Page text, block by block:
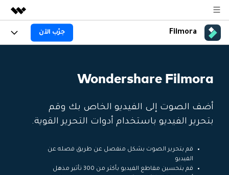
المنتجات المميزة
نظرة عامة
من نحن
غرفة الأخبار
Filmora جرّب الآن
المنصات
الميزات
Filmora AI
ميزات الذكاء الاصطناعي جديد
الحلول
حلول الفيديو
مركز الدعم
Wondershare Filmora
أضف الصوت إلى الفيديو الخاص بك وقم
بتحرير الفيديو باستخدام أدوات التحرير القوية.
قم بتحرير الصوت بشكل منفصل عن طريق فصله عن
الفيديو
قم بتحسين مقاطع الفيديو بأكثر من 300 تأثير مذهل